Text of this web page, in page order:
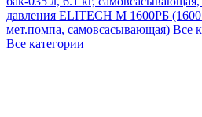
давления ELITECH М 1600РБ
мет.помпа, самовсасывающая) Все
Все категории